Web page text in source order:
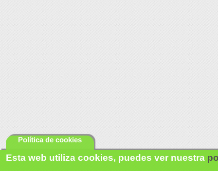
Esta web utiliza cookies, puedes ver nuestra
Política de cookies